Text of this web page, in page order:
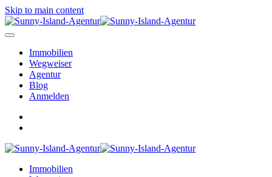
Skip to main content
Immobilien
Wegweiser
Agentur
Blog
Anmelden
Immobilien